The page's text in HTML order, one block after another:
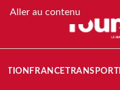
Aller au contenu
FRANCETRANSPORT